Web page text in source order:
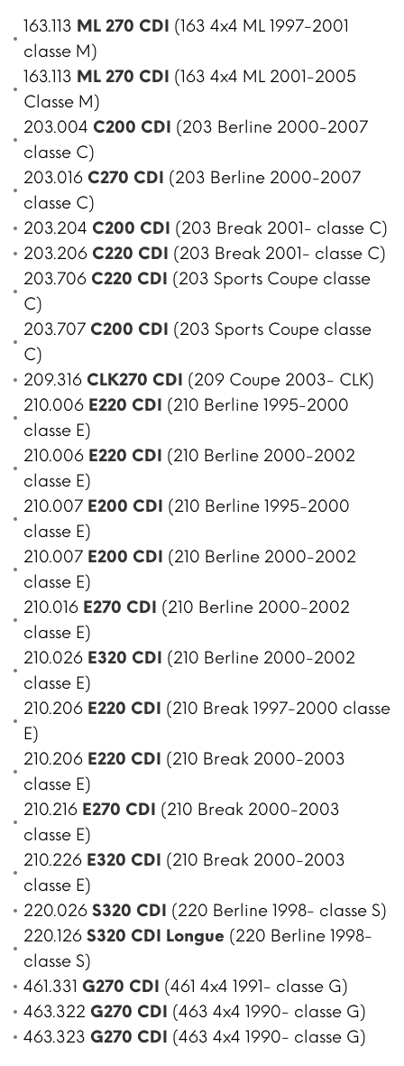
163.113 ML 270 CDI (163 4x4 ML 1997-2001
classe M)
163.113 ML 270 CDI (163 4x4 ML 2001-2005
Classe M)
203.004 C200 CDI (203 Berline 2000-2007
classe C)
203.016 C270 CDI (203 Berline 2000-2007
classe C)
203.204 C200 CDI (203 Break 2001- classe C)
203.206 C220 CDI (203 Break 2001- classe C)
203.706 C220 CDI (203 Sports Coupe classe
C)
203.707 C200 CDI (203 Sports Coupe classe
C)
209.316 CLK270 CDI (209 Coupe 2003- CLK)
210.006 E220 CDI (210 Berline 1995-2000
classe E)
210.006 E220 CDI (210 Berline 2000-2002
classe E)
210.007 E200 CDI (210 Berline 1995-2000
classe E)
210.007 E200 CDI (210 Berline 2000-2002
classe E)
210.016 E270 CDI (210 Berline 2000-2002
classe E)
210.026 E320 CDI (210 Berline 2000-2002
classe E)
210.206 E220 CDI (210 Break 1997-2000 classe
E)
210.206 E220 CDI (210 Break 2000-2003
classe E)
210.216 E270 CDI (210 Break 2000-2003
classe E)
210.226 E320 CDI (210 Break 2000-2003
classe E)
220.026 S320 CDI (220 Berline 1998- classe S)
220.126 S320 CDI Longue (220 Berline 1998-
classe S)
461.331 G270 CDI (461 4x4 1991- classe G)
463.322 G270 CDI (463 4x4 1990- classe G)
463.323 G270 CDI (463 4x4 1990- classe G)